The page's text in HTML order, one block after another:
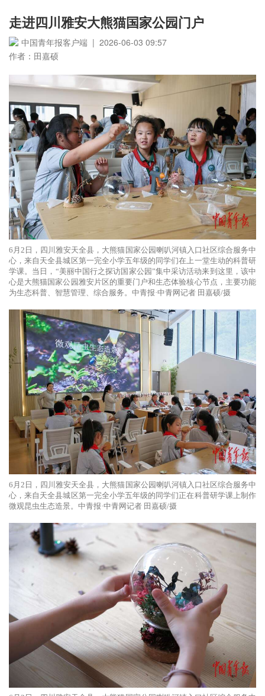
走进四川雅安大熊猫国家公园门户
中国青年报客户端 | 2026-06-03 09:57
作者：田嘉硕
6月2日，四川雅安天全县，大熊猫国家公园喇叭河镇入口社区综合服务中
心，来自天全县城区第一完全小学五年级的同学们在上一堂生动的科普研
学课。当日，“美丽中国行之探访国家公园”集中采访活动来到这里，该中
心是大熊猫国家公园雅安片区的重要门户和生态体验核心节点，主要功能
为生态科普、智慧管理、综合服务。中青报·中青网记者 田嘉硕/摄
6月2日，四川雅安天全县，大熊猫国家公园喇叭河镇入口社区综合服务中
心，来自天全县城区第一完全小学五年级的同学们正在科普研学课上制作
微观昆虫生态造景。中青报·中青网记者 田嘉硕/摄